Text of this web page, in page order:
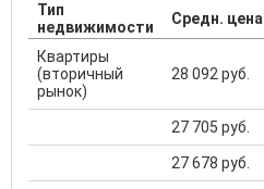
Тип
недвижимости
Средн. цена
Квартиры
(вторичный
рынок)
28 092 руб.
27 705 руб.
27 678 руб.